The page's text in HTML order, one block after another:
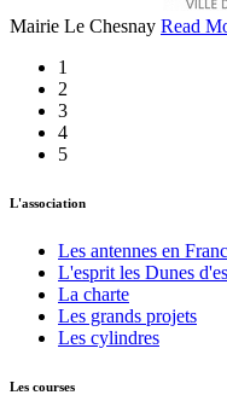
Mairie Le Chesnay Read
1
2
3
4
5
L'association
Les antennes en
L'esprit les Dunes
La charte
Les grands projets
Les cylindres
Les courses